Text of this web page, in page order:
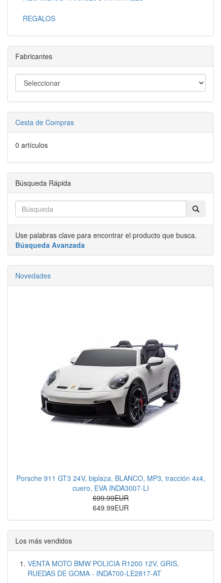
REGALOS
Fabricantes
Cesta de Compras
0 artículos
Búsqueda Rápida
Use palabras clave para encontrar el producto que busca.
Búsqueda Avanzada
Novedades
Porsche 911 GT3 24V, biplaza, BLANCO, MP3, tracción 4x4,
cuero, EVA INDA3007-LI
699.99EUR
649.99EUR
Los más vendidos
VENTA MOTO BMW POLICIA R1200 12V, GRIS,
RUEDAS DE GOMA - INDA700-LE2817-AT